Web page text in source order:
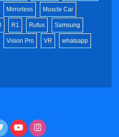
Mirrorless Muscle Car
R1 Rufus Samsung
Vision Pro VR whatsapp